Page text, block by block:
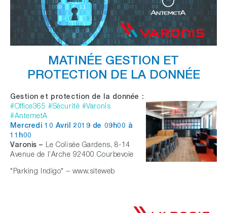
MATINÉE GESTION ET
PROTECTION DE LA DONNÉE
Gestion et protection de la donnée :
#Office365 #Sécurité #Varonis
#AntemetA
Mercredi 10 Avril 2019 de 09h00 à
11h00
Varonis – Le Colisée Gardens, 8-14
Avenue de l’Arche 92400 Courbevoie
*Parking Indigo* – www.siteweb